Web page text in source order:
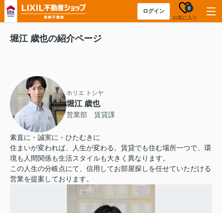
ログイン
お気に入り
0
堀江 歳也の紹介ページ
ホリエ トシヤ
堀江 歳也
営業部 賃貸課
素直に・誠実に・ひたむきに
住まいが変われば、人生が変わる。賃貸でも住む場所一つで、環
境も人間関係も生活スタイルも大きく異なります。
この人生の分岐点にて、信用してお部屋探しを任せていただける
営業を提案しております。